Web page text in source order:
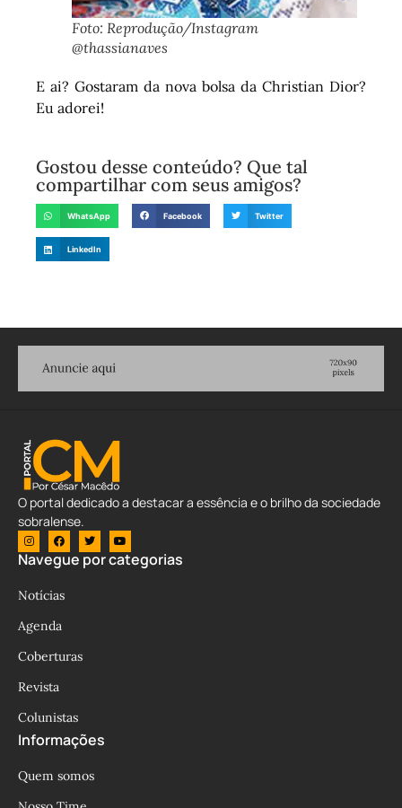
Foto: Reprodução/Instagram
@thassianaves
E ai? Gostaram da nova bolsa da Christian Dior?
Eu adorei!
Gostou desse conteúdo? Que tal
compartilhar com seus amigos?
WhatsApp Facebook Twitter
LinkedIn
O portal dedicado a destacar a essência e o brilho da sociedade
sobralense.
Navegue por categorias
Notícias
Agenda
Coberturas
Revista
Colunistas
Informações
Quem somos